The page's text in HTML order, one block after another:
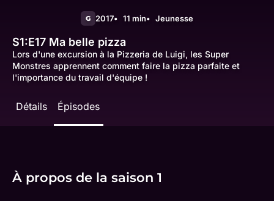
G 2017 11 min Jeunesse
S1:E17 Ma belle pizza
Lors d'une excursion à la Pizzeria de Luigi, les Super
Monstres apprennent comment faire la pizza parfaite et
l'importance du travail d'équipe !
Détails Épisodes
À propos de la saison 1